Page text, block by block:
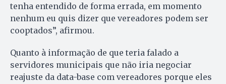
tenha entendido de forma errada, em momento
nenhum eu quis dizer que vereadores podem ser
cooptados”, afirmou.
Quanto à informação de que teria falado a
servidores municipais que não iria negociar
reajuste da data-base com vereadores porque eles